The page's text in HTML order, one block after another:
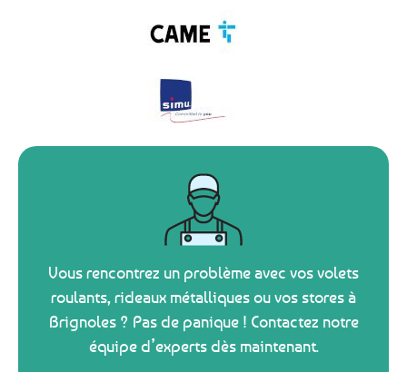
Vous rencontrez un problème avec vos volets
roulants, rideaux métalliques ou vos stores à
Brignoles ? Pas de panique ! Contactez notre
équipe d’experts dès maintenant.